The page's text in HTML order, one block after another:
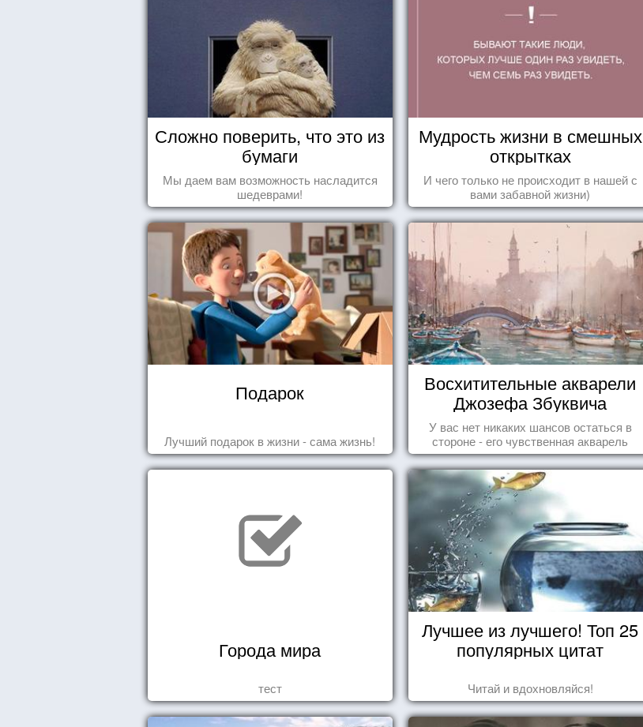
Сложно поверить, что это из
бумаги
Мы даем вам возможность насладится
шедеврами!
Мудрость жизни в смешных
открытках
И чего только не происходит в нашей с
вами забавной жизни)
Подарок
Лучший подарок в жизни - сама жизнь!
Восхитительные акварели
Джозефа Збуквича
У вас нет никаких шансов остаться в
стороне - его чувственная акварель
покорила жителей всего мира.
Города мира
тест
Лучшее из лучшего! Топ 25
популярных цитат
Читай и вдохновляйся!